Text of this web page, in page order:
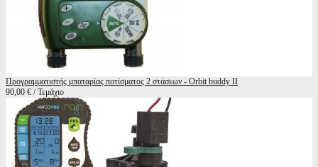
Προγραμματιστής μπαταρίας ποτίσματος 2 στάσεων - Orbit buddy II
90,00 € / Τεμάχιο